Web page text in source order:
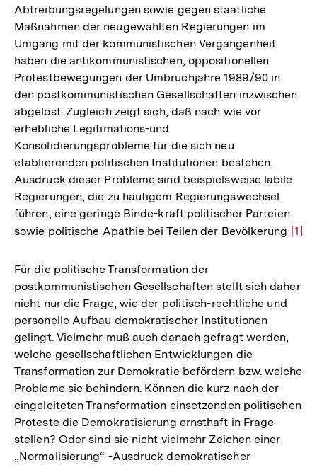
Abtreibungsregelungen sowie gegen staatliche
Maßnahmen der neugewählten Regierungen im
Umgang mit der kommunistischen Vergangenheit
haben die antikommunistischen, oppositionellen
Protestbewegungen der Umbruchjahre 1989/90 in
den postkommunistischen Gesellschaften inzwischen
abgelöst. Zugleich zeigt sich, daß nach wie vor
erhebliche Legitimations-und
Konsolidierungsprobleme für die sich neu
etablierenden politischen Institutionen bestehen.
Ausdruck dieser Probleme sind beispielsweise labile
Regierungen, die zu häufigem Regierungswechsel
führen, eine geringe Binde-kraft politischer Parteien
sowie politische Apathie bei Teilen der Bevölkerung Zur
[1]
Für die politische Transformation der
postkommunistischen Gesellschaften stellt sich daher
nicht nur die Frage, wie der politisch-rechtliche und
personelle Aufbau demokratischer Institutionen
gelingt. Vielmehr muß auch danach gefragt werden,
welche gesellschaftlichen Entwicklungen die
Transformation zur Demokratie befördern bzw. welche
Probleme sie behindern. Können die kurz nach der
eingeleiteten Transformation einsetzenden politischen
Proteste die Demokratisierung ernsthaft in Frage
stellen? Oder sind sie nicht vielmehr Zeichen einer
„Normalisierung“ -Ausdruck demokratischer